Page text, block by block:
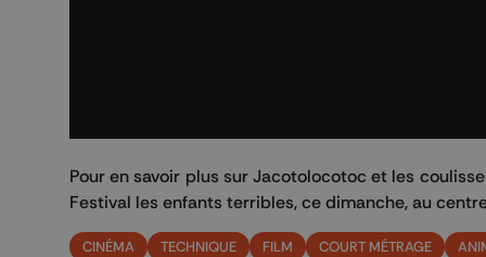
Pour en savoir plus sur Jacotolocotoc et les
Festival les enfants terribles, ce dimanche, au
CINÉMA TECHNIQUE FILM COURT MÉTRAGE